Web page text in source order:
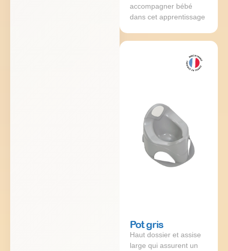
accompagner bébé
dans cet apprentissage
Pot gris
Haut dossier et assise
large qui assurent un